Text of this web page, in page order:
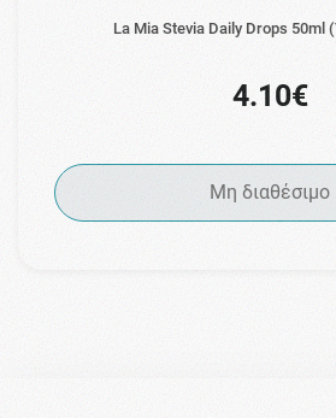
La Mia Stevia Daily Drops 50ml
4.10€
Μη διαθέσιμο